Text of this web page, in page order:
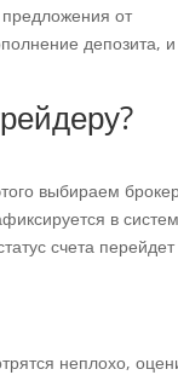
от
депозита, и
выбираем
в
счета перейдет
неплохо,